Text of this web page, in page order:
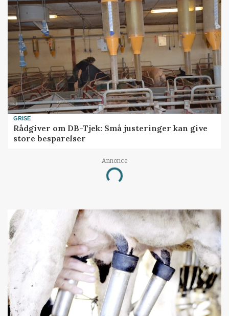
GRISE
Rådgiver om DB-Tjek: Små justeringer kan give
store besparelser
Annonce
Loading...